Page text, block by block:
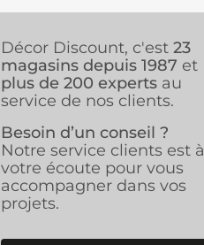
Décor Discount, c'est 23
magasins depuis 1987 et
plus de 200 experts au
service de nos clients.
Besoin d’un conseil ?
Notre service clients est à
votre écoute pour vous
accompagner dans vos
projets.